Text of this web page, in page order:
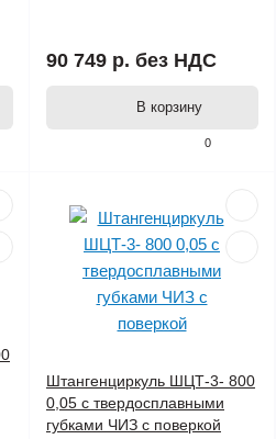
0
90 749 р. без НДС
В корзину
Штангенциркуль ШЦТ-3- 800
0,05 с твердосплавными
губками ЧИЗ с поверкой